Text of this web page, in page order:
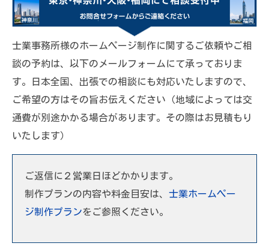
士業事務所様のホームページ制作に関するご依頼やご相
談の予約は、以下のメールフォームにて承っておりま
す。日本全国、出張での相談にも対応いたしますので、
ご希望の方はその旨お伝えください（地域によっては交
通費が別途かかる場合があります。その際はお見積もり
いたします）
ご返信に２営業日ほどかかります。
制作プランの内容や料金目安は、 士業ホームペー
ジ制作プランをご参照ください。